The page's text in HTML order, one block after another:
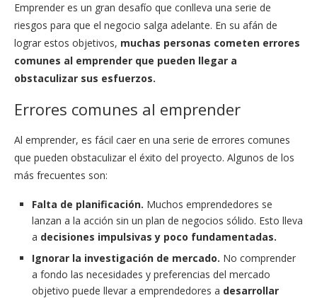
Emprender es un gran desafío que conlleva una serie de
riesgos para que el negocio salga adelante. En su afán de
lograr estos objetivos, muchas personas cometen errores
comunes al emprender que pueden llegar a
obstaculizar sus esfuerzos.
Errores comunes al emprender
Al emprender, es fácil caer en una serie de errores comunes
que pueden obstaculizar el éxito del proyecto. Algunos de los
más frecuentes son:
Falta de planificación. Muchos emprendedores se
lanzan a la acción sin un plan de negocios sólido. Esto lleva
a decisiones impulsivas y poco fundamentadas.
Ignorar la investigación de mercado. No comprender
a fondo las necesidades y preferencias del mercado
objetivo puede llevar a emprendedores a desarrollar